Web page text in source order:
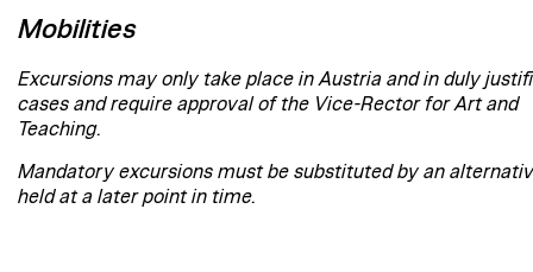
Mobilities
Excursions may only take place in Austria and in duly
cases and require approval of the Vice-Rector for Art and
Teaching.
Mandatory excursions must be substituted by an
held at a later point in time.